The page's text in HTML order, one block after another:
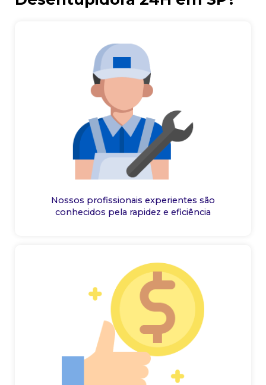
Nossos profissionais experientes são
conhecidos pela rapidez e eficiência